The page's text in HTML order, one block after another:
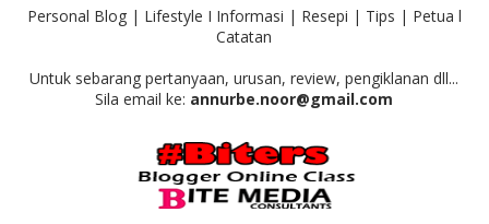
Personal Blog | Lifestyle I Informasi | Resepi | Tips | Petua l
Catatan
Untuk sebarang pertanyaan, urusan, review, pengiklanan dll...
Sila email ke: annurbe.noor@gmail.com